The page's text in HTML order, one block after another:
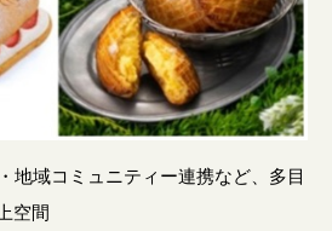
地域コミュニティー連携など、多目
空間